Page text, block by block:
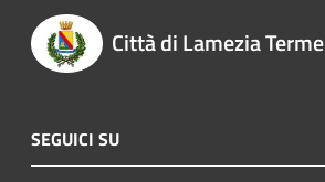
Città di Lamezia Terme
SEGUICI SU